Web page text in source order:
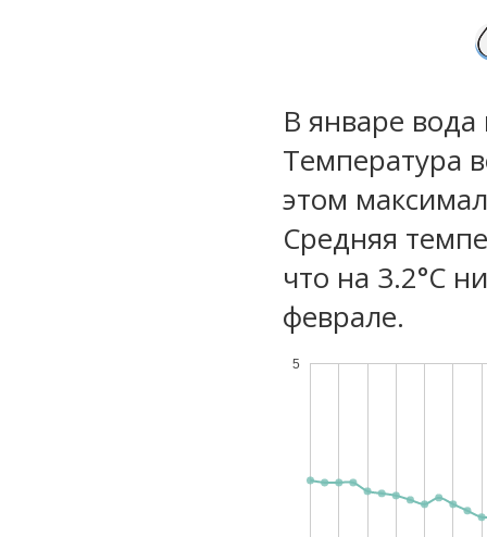
В январе
Температура
этом
Средняя
что на 3.2°C
феврале.
5